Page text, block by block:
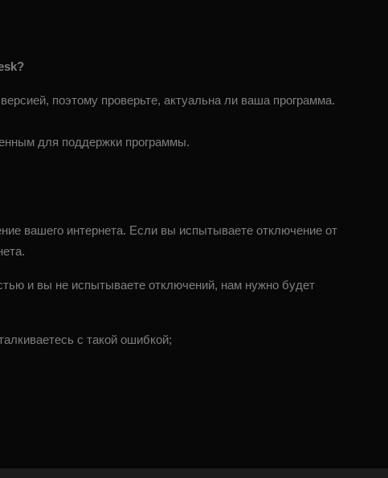
поэтому проверьте, актуальна ли ваша программа.
для поддержки программы.
вашего интернета. Если вы испытываете отключение от
и вы не испытываете отключений, нам нужно будет
с такой ошибкой;